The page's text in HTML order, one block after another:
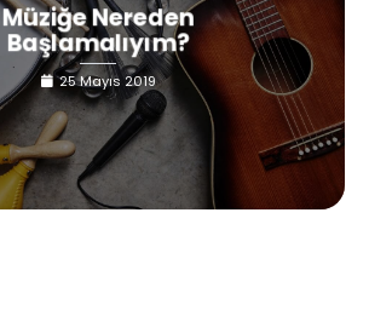
Müziğe Nereden
Başlamalıyım?
25 Mayıs 2019